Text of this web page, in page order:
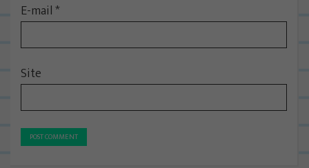
E-mail*
Site